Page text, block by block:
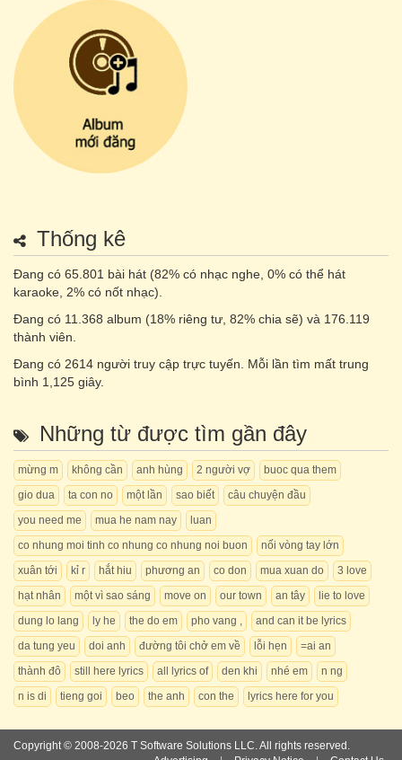
Thống kê
Đang có 65.801 bài hát (82% có nhạc nghe, 0% có thể hát
karaoke, 2% có nốt nhạc).
Đang có 11.368 album (18% riêng tư, 82% chia sẽ) và 176.119
thành viên.
Đang có 2614 người truy cập trực tuyến. Mỗi lần tìm mất trung
bình 1,125 giây.
Những từ được tìm gần đây
mừng m không cần anh hùng 2 người vợ
buoc qua them
gio dua
ta con no một lần sao biết
câu chuyện đầu
you need me
mua he nam nay
luan
co nhung moi tinh co nhung co nhung noi buon
nối vòng tay lớn
xuân tới
kỉ r hắt hiu phương an co don mua xuan do
3 love
hạt nhân
một vì sao sáng move on our town an tây
lie to love
dung lo lang
ly he the do em pho vang ,
and can it be lyrics
da tung yeu
doi anh đường tôi chở em về lỗi hẹn
=ai an
thành đô
still here lyrics all lyrics of den khi nhé em
n ng
n is di
tieng goi beo the anh con the lyrics here for you
Copyright © 2008-2026 T Software Solutions LLC. All rights reserved.